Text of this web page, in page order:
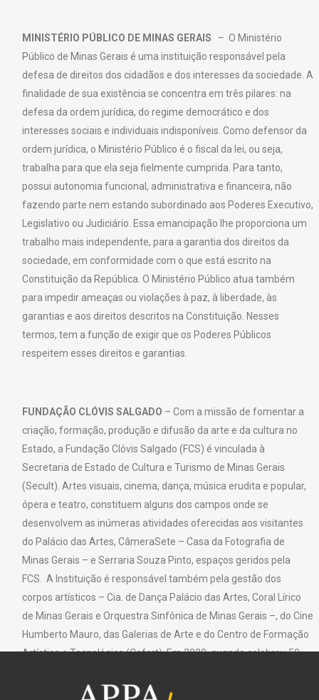
MINISTÉRIO PÚBLICO DE MINAS GERAIS – O Ministério
Público de Minas Gerais é uma instituição responsável pela
defesa de direitos dos cidadãos e dos interesses da sociedade. A
finalidade de sua existência se concentra em três pilares: na
defesa da ordem jurídica, do regime democrático e dos
interesses sociais e individuais indisponíveis. Como defensor da
ordem jurídica, o Ministério Público é o fiscal da lei, ou seja,
trabalha para que ela seja fielmente cumprida. Para tanto,
possui autonomia funcional, administrativa e financeira, não
fazendo parte nem estando subordinado aos Poderes Executivo,
Legislativo ou Judiciário. Essa emancipação lhe proporciona um
trabalho mais independente, para a garantia dos direitos da
sociedade, em conformidade com o que está escrito na
Constituição da República. O Ministério Público atua também
para impedir ameaças ou violações à paz, à liberdade, às
garantias e aos direitos descritos na Constituição. Nesses
termos, tem a função de exigir que os Poderes Públicos
respeitem esses direitos e garantias.
FUNDAÇÃO CLÓVIS SALGADO – Com a missão de fomentar a
criação, formação, produção e difusão da arte e da cultura no
Estado, a Fundação Clóvis Salgado (FCS) é vinculada à
Secretaria de Estado de Cultura e Turismo de Minas Gerais
(Secult). Artes visuais, cinema, dança, música erudita e popular,
ópera e teatro, constituem alguns dos campos onde se
desenvolvem as inúmeras atividades oferecidas aos visitantes
do Palácio das Artes, CâmeraSete – Casa da Fotografia de
Minas Gerais – e Serraria Souza Pinto, espaços geridos pela
FCS. A Instituição é responsável também pela gestão dos
corpos artísticos – Cia. de Dança Palácio das Artes, Coral Lírico
de Minas Gerais e Orquestra Sinfônica de Minas Gerais –, do Cine
Humberto Mauro, das Galerias de Arte e do Centro de Formação
Artística e Tecnológica (Cefart). Em 2020, quando celebrou 50
disponibilizando sua programação para público amplo e variado.